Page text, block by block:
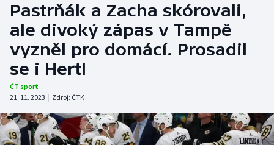
Hokej
Tenis
Atletika
DALŠÍ SPORTY
Pastrňák a Zacha skórovali,
ale divoký zápas v Tampě
vyzněl pro domácí. Prosadil
se i Hertl
ČT sport
21. 11. 2023 | Zdroj: ČTK